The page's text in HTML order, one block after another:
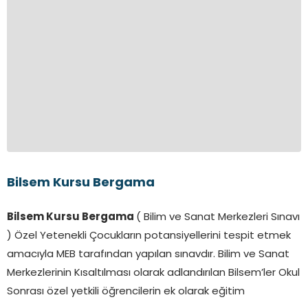
Bilsem Kursu Bergama
Bilsem Kursu Bergama ( Bilim ve Sanat Merkezleri Sınavı
) Özel Yetenekli Çocukların potansiyellerini tespit etmek
amacıyla MEB tarafından yapılan sınavdır. Bilim ve Sanat
Merkezlerinin Kısaltılması olarak adlandırılan Bilsem’ler Okul
Sonrası özel yetkili öğrencilerin ek olarak eğitim